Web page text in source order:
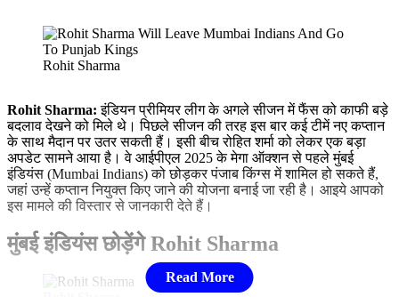
Rohit Sharma
Rohit Sharma: इंडियन प्रीमियर लीग के अगले सीजन में फैंस को काफी बड़े
बदलाव देखने को मिले थे। पिछले सीजन की तरह इस बार कई टीमें नए कप्तान
के साथ मैदान पर उतर सकती हैं। इसी बीच रोहित शर्मा को लेकर एक बड़ा
अपडेट सामने आया है। वे आईपीएल 2025 के मेगा ऑक्शन से पहले मुंबई
इंडियंस (Mumbai Indians) को छोड़कर पंजाब किंग्स में शामिल हो सकते हैं,
जहां उन्हें कप्तान नियुक्त किए जाने की योजना बनाई जा रही है। आइये आपको
इस मामले की विस्तार से जानकारी देते हैं।
मुंबई इंडियंस छोड़ेंगे Rohit Sharma